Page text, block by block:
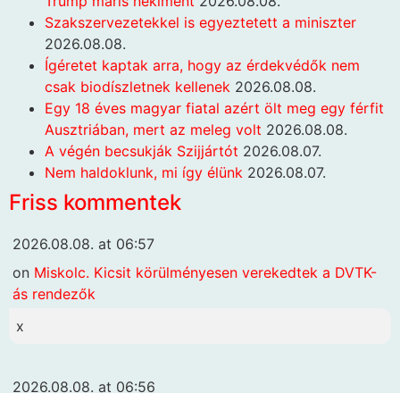
Szakszervezetekkel is egyeztetett a miniszter
2026.08.08.
Ígéretet kaptak arra, hogy az érdekvédők nem
csak biodíszletnek kellenek 2026.08.08.
Egy 18 éves magyar fiatal azért ölt meg egy férfit
Ausztriában, mert az meleg volt 2026.08.08.
A végén becsukják Szijjártót 2026.08.07.
Nem haldoklunk, mi így élünk 2026.08.07.
Friss kommentek
2026.08.08. at 06:57
on Miskolc. Kicsit körülményesen verekedtek a DVTK-
ás rendezők
x
2026.08.08. at 06:56